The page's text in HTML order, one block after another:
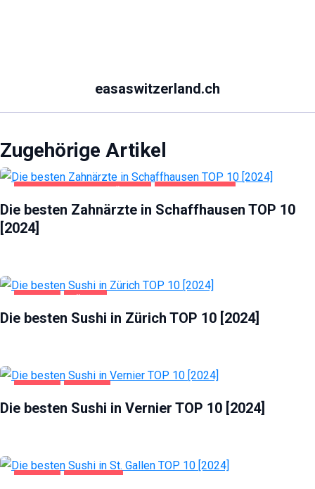
easaswitzerland.ch
Zugehörige Artikel
Die besten Zahnärzte in Schaffhausen TOP 10
[2024]
Die besten Sushi in Zürich TOP 10 [2024]
Die besten Sushi in Vernier TOP 10 [2024]